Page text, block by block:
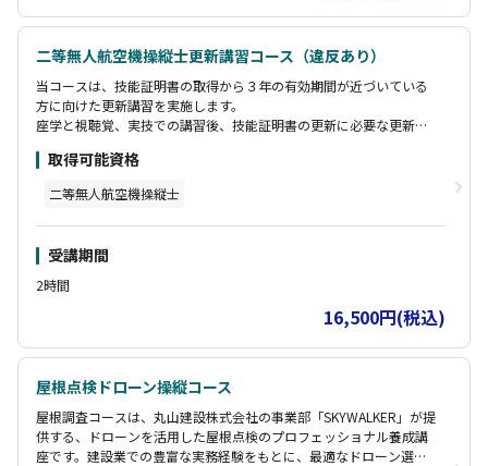
二等無人航空機操縦士更新講習コース（違反あり）
当コースは、技能証明書の取得から３年の有効期間が近づいている
方に向けた更新講習を実施します。
座学と視聴覚、実技での講習後、技能証明書の更新に必要な更新講
取得可能資格
二等無人航空機操縦士
受講期間
2時間
16,500円(税込)
屋根点検ドローン操縦コース
屋根調査コースは、丸山建設株式会社の事業部「SKYWALKER」が提
供する、ドローンを活用した屋根点検のプロフェッショナル養成講
座です。建設業での豊富な実務経験をもとに、最適なドローン選定